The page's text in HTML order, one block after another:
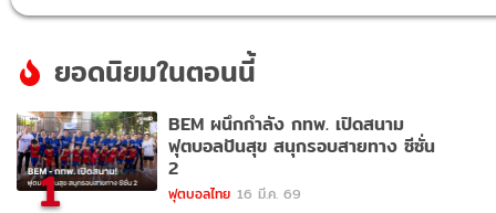
ยอดนิยมในตอนนี้
1
BEM ผนึกกำลัง กทพ. เปิดสนาม
ฟุตบอลปันสุข สนุกรอบสายทาง ซีซั่น
2
ฟุตบอลไทย 16 มี.ค. 69